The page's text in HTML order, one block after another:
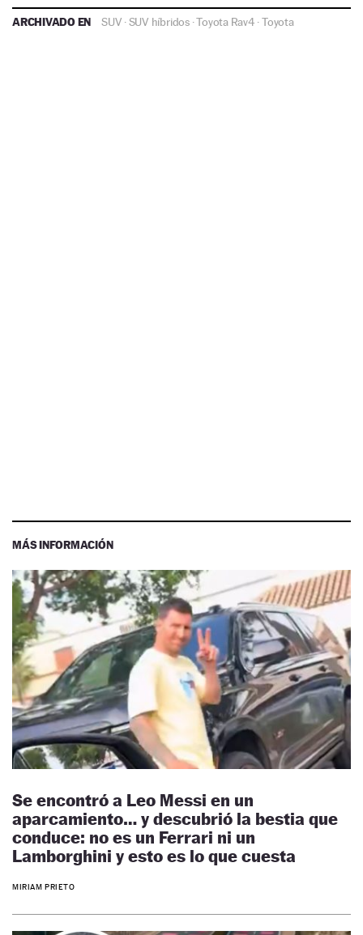
ARCHIVADO EN SUV ·SUV híbridos·Toyota Rav4 ·Toyota
MÁS INFORMACIÓN
Se encontró a Leo Messi en un
aparcamiento… y descubrió la bestia que
conduce: no es un Ferrari ni un
Lamborghini y esto es lo que cuesta
MIRIAM PRIETO